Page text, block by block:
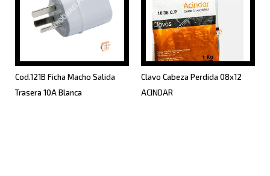
Cod.121B Ficha Macho Salida
Trasera 10A Blanca
Clavo Cabeza Perdida 08x12
ACINDAR